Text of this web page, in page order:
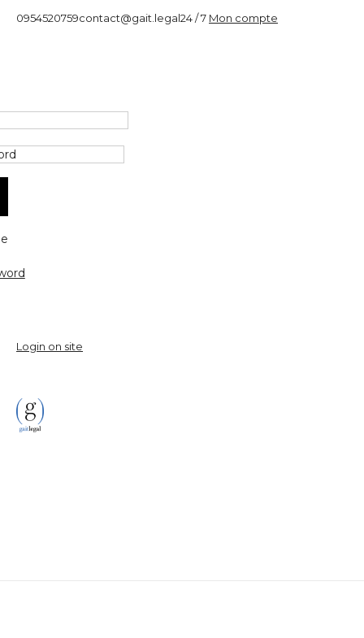
0954520759contact@gait.legal24 / 7 Mon compte
Login on site